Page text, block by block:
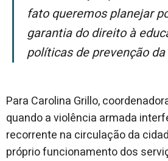
fato queremos planejar
garantia do direito à
políticas de prevenção
Para Carolina Grillo,
quando a violência armada
recorrente na circulação da
próprio funcionamento dos